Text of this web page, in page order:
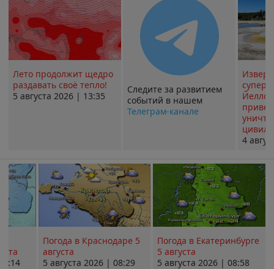
Лето продолжит щедро
раздавать своё тепло!
5 августа 2026 | 13:35
Следите за развитием
событий в нашем
Телеграм-канале
4
Погода в Краснодаре 5
августа
5 августа 2026 | 08:29
Погода в Екатеринбурге
5 августа
5 августа 2026 | 08:58